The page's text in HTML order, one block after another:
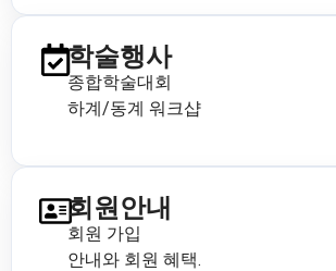
학술행사
종합학술대회
하계/동계 워크샵
회원안내
회원 가입
안내와 회원 혜택.